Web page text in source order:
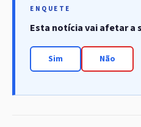
ENQUETE
Esta notícia vai afetar a
Sim Não